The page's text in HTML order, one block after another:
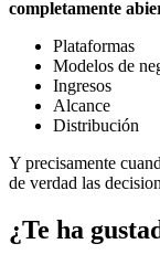
completamente
Plataformas
Modelos de
Ingresos
Alcance
Distribución
Y precisamente
de verdad las
¿Te ha